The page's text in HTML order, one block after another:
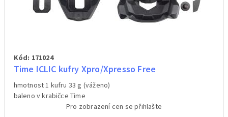
Kód: 171024
Time ICLIC kufry Xpro/Xpresso Free
hmotnost 1 kufru 33 g (váženo)
baleno v krabičce Time
Pro zobrazení cen se přihlašte